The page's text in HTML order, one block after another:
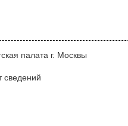
палата г. Москвы
сведений